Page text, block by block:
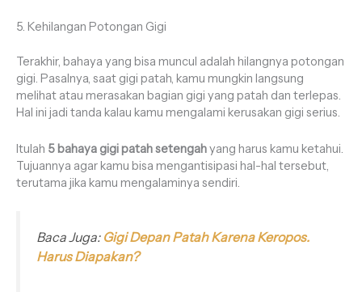
5. Kehilangan Potongan Gigi
Terakhir, bahaya yang bisa muncul adalah hilangnya potongan
gigi. Pasalnya, saat gigi patah, kamu mungkin langsung
melihat atau merasakan bagian gigi yang patah dan terlepas.
Hal ini jadi tanda kalau kamu mengalami kerusakan gigi serius.
Itulah 5 bahaya gigi patah setengahyang harus kamu ketahui.
Tujuannya agar kamu bisa mengantisipasi hal-hal tersebut,
terutama jika kamu mengalaminya sendiri.
Baca Juga: Gigi Depan Patah Karena Keropos.
Harus Diapakan?